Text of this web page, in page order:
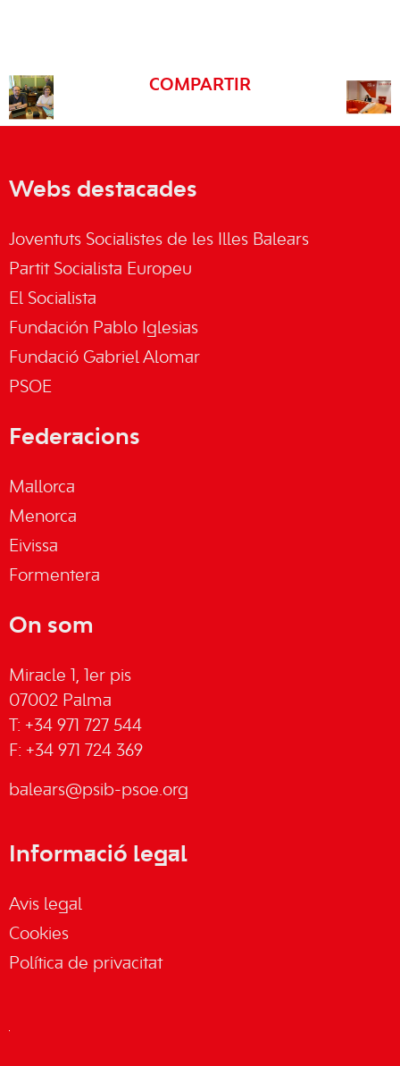
COMPARTIR
Webs destacades
Joventuts Socialistes de les Illes Balears
Partit Socialista Europeu
El Socialista
Fundación Pablo Iglesias
Fundació Gabriel Alomar
PSOE
Federacions
Mallorca
Menorca
Eivissa
Formentera
On som
Miracle 1, 1er pis
07002 Palma
T: +34 971 727 544
F: +34 971 724 369
balears@psib-psoe.org
Informació legal
Avis legal
Cookies
Política de privacitat